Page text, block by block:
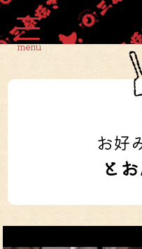
menu
お好
と